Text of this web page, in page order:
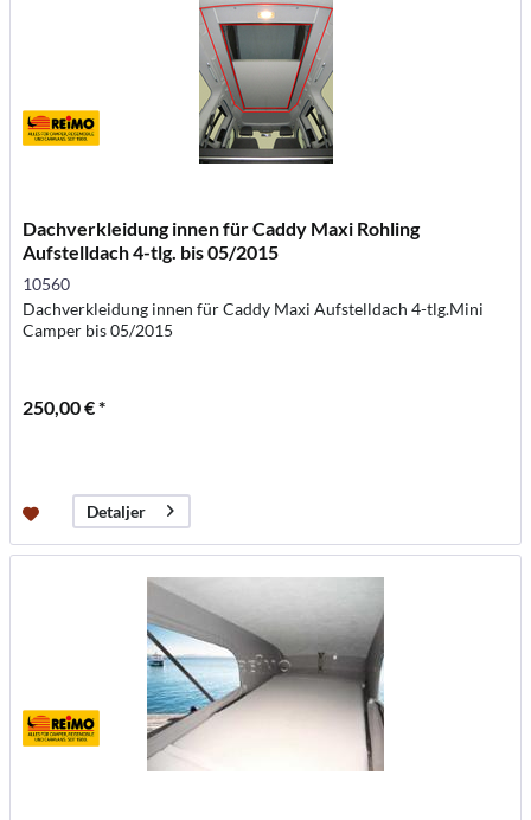
Dachverkleidung innen für Caddy Maxi Rohling
Aufstelldach 4-tlg. bis 05/2015
10560
Dachverkleidung innen für Caddy Maxi Aufstelldach 4-tlg.Mini
Camper bis 05/2015
250,00 € *
Detaljer